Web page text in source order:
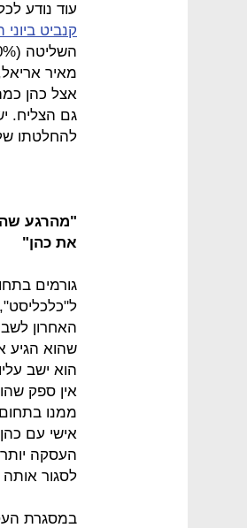
עוד נודע
קנביט ביוני
מאיר
אצל כהן
גם הצליח.
להחלטתו
"מהרגע
את כהן"
גורמים
האחרון
שהוא הגיע
הוא ישב
אין ספק
ממנו
אישי עם
העסקה
לסגור
במסגרת